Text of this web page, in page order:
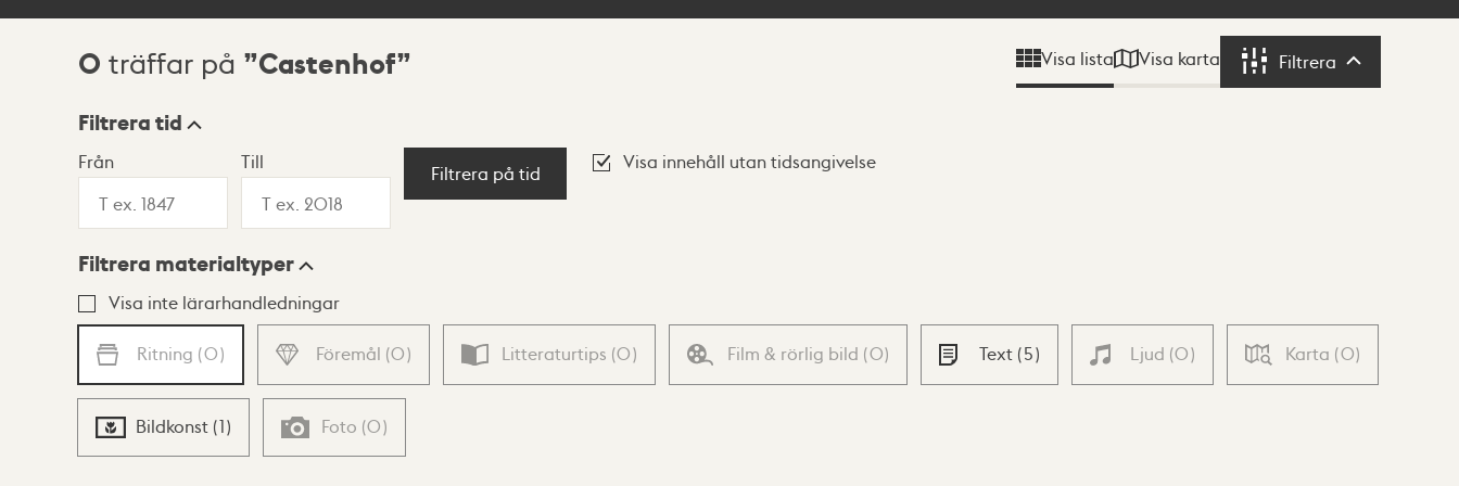
Sökresultat
0 träffar på Castenhof Visa lista Visa karta Filtrera Filtrera
Visningsläge
Lista Karta
Filtrera tid
Från Till
Filtrera på tid
Visa innehåll utan tidsangivelse
Filtrera materialtyper
Visa inte lärarhandledningar
Ritning (0) Föremål (0) Litteraturtips (0) Film & rörlig bild (0) Text (5) Ljud (0) Karta (0)
Bildkonst (1) Foto (0)